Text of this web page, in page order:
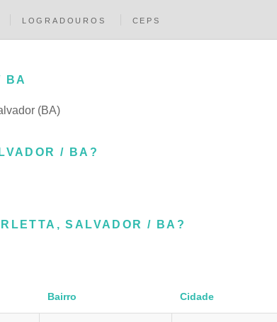
LOGRADOUROS CEPS
BA
(BA)
/ BA?
SALVADOR / BA?
Bairro Cidade